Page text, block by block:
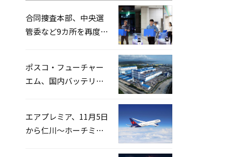
合同捜査本部、中央選
管委など9カ所を再度家
ポスコ・フューチャー
エム、国内バッテリー
エアプレミア、11月5日
から仁川〜ホーチミン